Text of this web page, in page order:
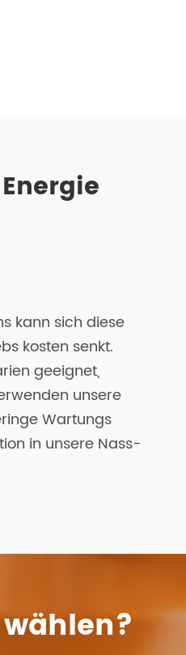
kann sich diese
kosten senkt.
geeignet,
unsere
Wartungs
in unsere Nass-